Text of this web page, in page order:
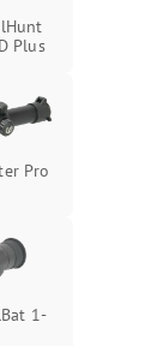
→
Plus
Pro
1-